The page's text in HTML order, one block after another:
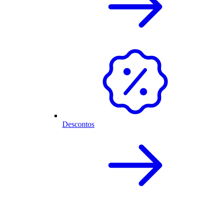
Descontos